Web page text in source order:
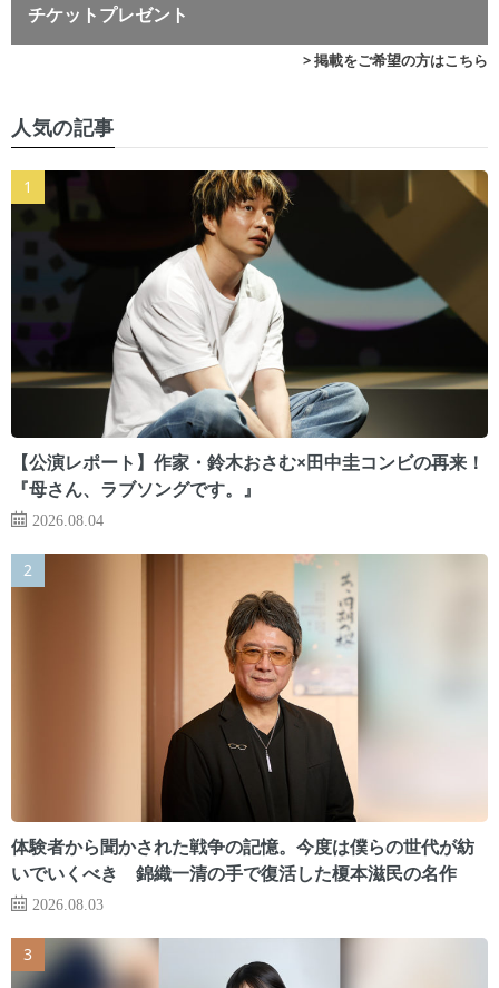
チケットプレゼント
> 掲載をご希望の方はこちら
人気の記事
【公演レポート】作家・鈴木おさむ×田中圭コンビの再来！
『母さん、ラブソングです。』
2026.08.04
体験者から聞かされた戦争の記憶。今度は僕らの世代が紡
いでいくべき 錦織一清の手で復活した榎本滋民の名作
2026.08.03